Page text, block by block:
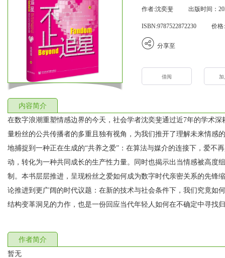
作者:沈奕斐 出版时间：
ISBN:9787522872230 价格
分享至
借阅
内容简介
在数字浪潮重塑情感边界的今天，社会学者沈奕斐通过近7年的学术
量粉丝的公共传播者的多重且独有视角，为我们推开了理解未来情感
地捕捉到一种正在生成的“共养之爱”：在算法与媒介的连接下，爱不
动，转化为一种共同成长的生产性力量。同时也揭示出当情感被高度
制。本书层层推进，呈现粉丝之爱如何成为数字时代亲密关系的先锋
论推进到更广阔的时代议题：在新的技术与社会条件下，我们究竟如
结构变革洞见的力作，也是一份回应当代年轻人如何在不确定中寻找
作者简介
暂无